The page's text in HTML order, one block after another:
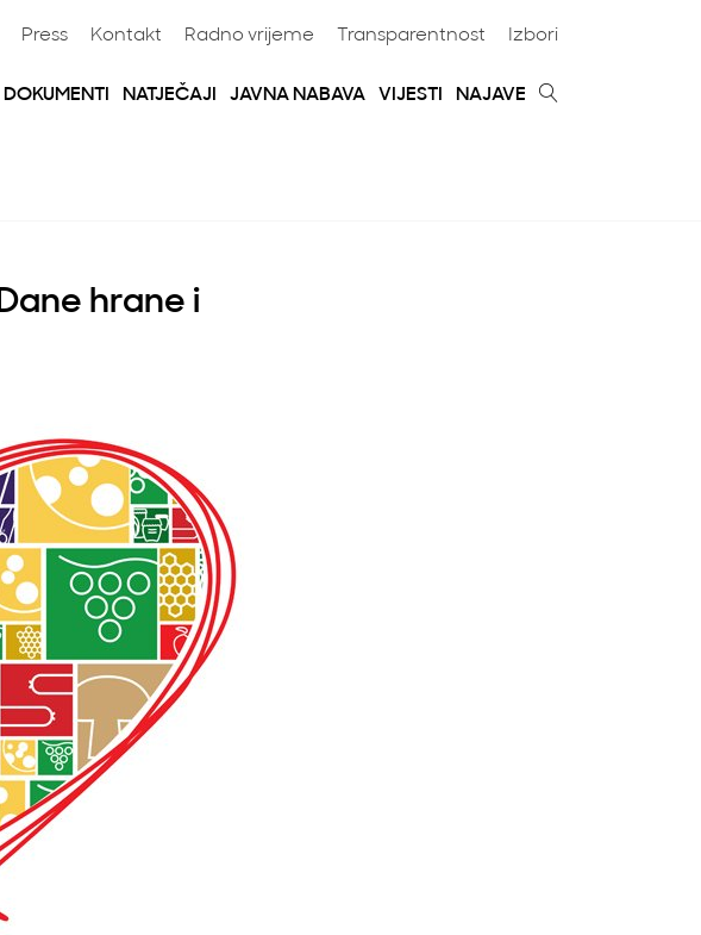
Press Kontakt Radno vrijeme Transparentnost Izbori
DOKUMENTI NATJEČAJI JAVNA NABAVA VIJESTI NAJAVE
hrane i